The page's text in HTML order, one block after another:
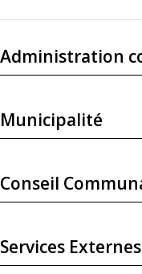
Administration
Municipalité
Conseil
Services Externes